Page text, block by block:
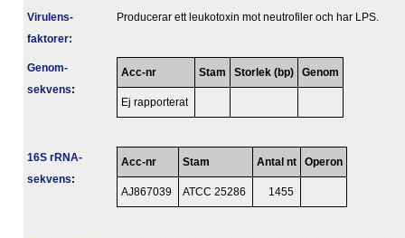
Virulens­
faktorer:
Producerar ett leukotoxin mot neutrofiler och har LPS.
Genom­
sekvens:
Acc-nr Stam Storlek (bp) Genom
Ej rapporterat
16S rRNA-
sekvens:
Acc-nr Stam Antal nt Operon
AJ867039 ATCC 25286 1455